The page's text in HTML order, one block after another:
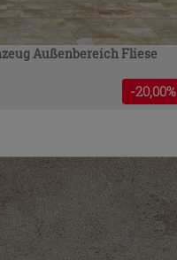
Außenbereich Fliese
-20,00%